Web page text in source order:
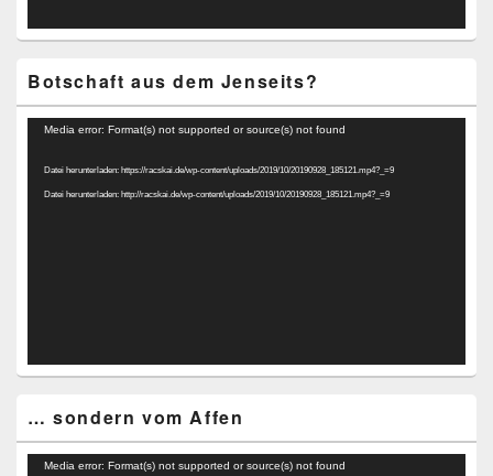
Botschaft aus dem Jenseits?
Video-
Media error: Format(s) not supported or source(s) not found
Datei herunterladen: https://racskai.de/wp-content/uploads/2019/10/20190928_185121.mp4?_=9
Datei herunterladen: http://racskai.de/wp-content/uploads/2019/10/20190928_185121.mp4?_=9
… sondern vom Affen
Video-
Media error: Format(s) not supported or source(s) not found